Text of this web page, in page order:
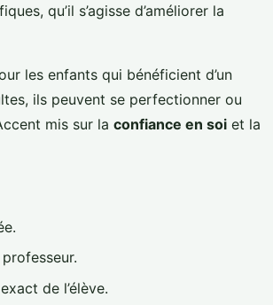
qu’il s’agisse d’améliorer la
les enfants qui bénéficient d’un
ils peuvent se perfectionner ou
mis sur la confiance en soi et la
de l’élève.